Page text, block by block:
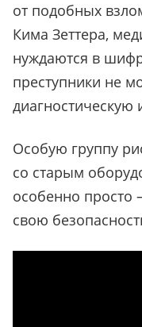
от подобных
Кима Зеттера,
нуждаются в
преступники не
Особую группу
со старым
особенно
свою